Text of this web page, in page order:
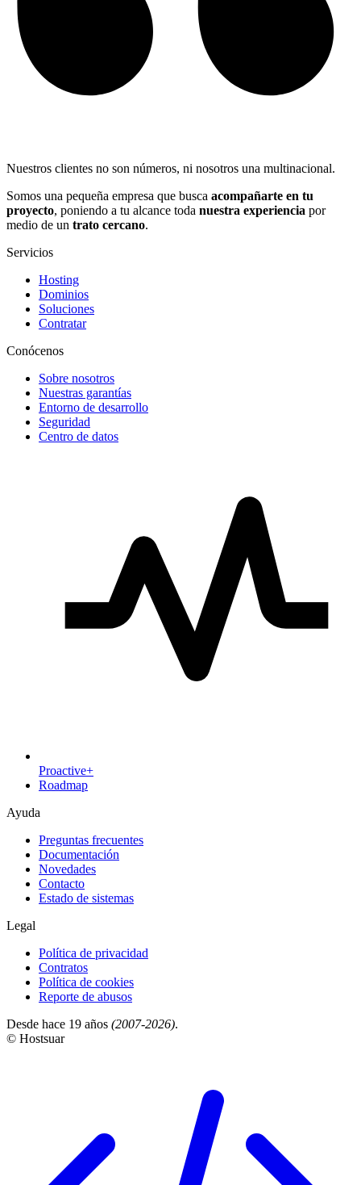
Nuestros clientes no son números, ni nosotros una multinacional.
Somos una pequeña empresa que busca acompañarte en tu
proyecto, poniendo a tu alcance toda nuestra experiencia por
medio de un trato cercano.
Servicios
Hosting
Dominios
Soluciones
Contratar
Conócenos
Sobre nosotros
Nuestras garantías
Entorno de desarrollo
Seguridad
Centro de datos
Proactive+
Roadmap
Ayuda
Preguntas frecuentes
Documentación
Novedades
Contacto
Estado de sistemas
Legal
Política de privacidad
Contratos
Política de cookies
Reporte de abusos
Desde hace 19 años (2007-2026).
© Hostsuar